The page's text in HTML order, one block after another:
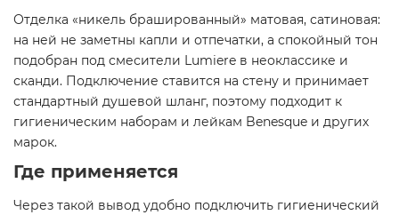
Отделка «никель брашированный» матовая, сатиновая:
на ней не заметны капли и отпечатки, а спокойный тон
подобран под смесители Lumiere в неоклассике и
сканди. Подключение ставится на стену и принимает
стандартный душевой шланг, поэтому подходит к
гигиеническим наборам и лейкам Benesque и других
марок.
Где применяется
Через такой вывод удобно подключить гигиенический